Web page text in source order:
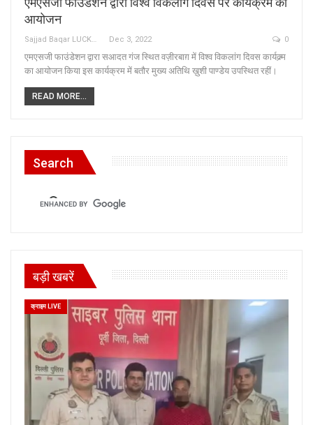
आयोजन
Sajjad Baqar LUCKNOW Dec 3, 2022 0
एमएसजी फाउंडेशन द्वारा सआदत गंज स्थित वज़ीरबाग़ में विश्व विकलांग दिवस कार्यक्र्म
का आयोजन किया इस कार्यक्रम में बतौर मुख्य अतिथि ख़ुशी पाण्डेय उपस्थित रहीं।
READ MORE...
Search
बड़ी खबरें
क्राइम LIVE